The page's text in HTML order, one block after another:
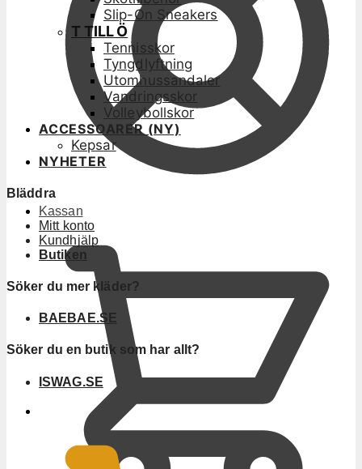
Kassan
Slip-On Sneakers
T TILL Ö
Tennisskor
Tyngdlyftning
Utomhussandaler
Vandringsskor
Volleybollskor
ACCESSOARER (NY)
Kepsar
NYHETER
Bläddra
Mitt konto
Kundhjälp
Butiken
Söker du mer kläder?
BAEBAE.SE
Söker du en butik som har allt?
ISWAG.SE